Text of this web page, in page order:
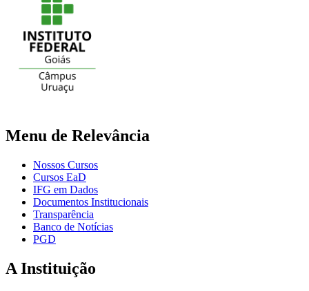
Menu de Relevância
Nossos Cursos
Cursos EaD
IFG em Dados
Documentos Institucionais
Transparência
Banco de Notícias
PGD
A Instituição